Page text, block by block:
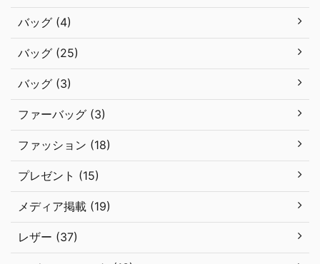
バッグ (4)
バッグ (25)
バッグ (3)
ファーバッグ (3)
ファッション (18)
プレゼント (15)
メディア掲載 (19)
レザー (37)